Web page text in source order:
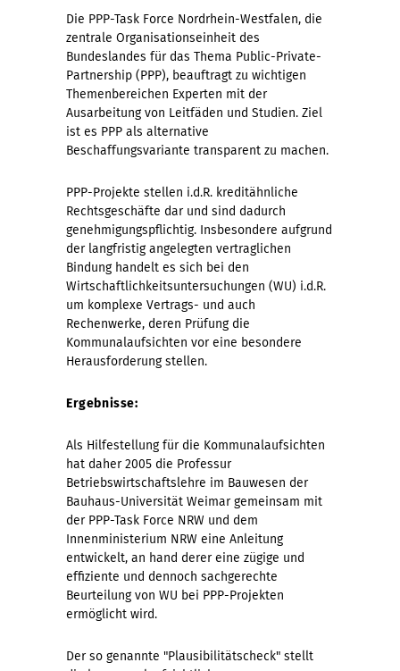
Die PPP-Task Force Nordrhein-Westfalen, die
zentrale Organisationseinheit des
Bundeslandes für das Thema Public-Private-
Partnership (PPP), beauftragt zu wichtigen
Themenbereichen Experten mit der
Ausarbeitung von Leitfäden und Studien. Ziel
ist es PPP als alternative
Beschaffungsvariante transparent zu machen.
PPP-Projekte stellen i.d.R. kreditähnliche
Rechtsgeschäfte dar und sind dadurch
genehmigungspflichtig. Insbesondere aufgrund
der langfristig angelegten vertraglichen
Bindung handelt es sich bei den
Wirtschaftlichkeitsuntersuchungen (WU) i.d.R.
um komplexe Vertrags- und auch
Rechenwerke, deren Prüfung die
Kommunalaufsichten vor eine besondere
Herausforderung stellen.
Ergebnisse:
Als Hilfestellung für die Kommunalaufsichten
hat daher 2005 die Professur
Betriebswirtschaftslehre im Bauwesen der
Bauhaus-Universität Weimar gemeinsam mit
der PPP-Task Force NRW und dem
Innenministerium NRW eine Anleitung
entwickelt, an hand derer eine zügige und
effiziente und dennoch sachgerechte
Beurteilung von WU bei PPP-Projekten
ermöglicht wird.
Der so genannte "Plausibilitätscheck" stellt